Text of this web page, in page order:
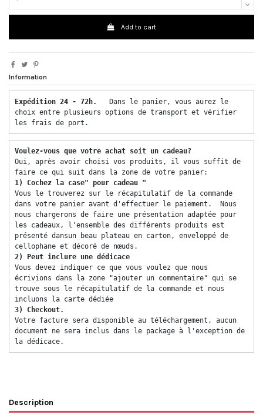
Add to cart
Information
Expédition 24 - 72h.
Dans le panier, vous aurez le
choix entre plusieurs options de transport et vérifier
les frais de port.
Voulez-vous que votre achat soit un cadeau?
Oui, après avoir choisi vos produits, il vous suffit de
faire ce qui suit dans la zone de votre panier:
1) Cochez la case" pour cadeau "
Vous le trouverez sur le récapitulatif de la commande
dans votre panier avant d'effectuer le paiement.  Nous
nous chargerons de faire une présentation adaptée pour
les cadeaux, l'ensemble des différents produits est
présenté dansun beau plateau en carton, enveloppé de
cellophane et décoré de nœuds.
2) Peut inclure une dédicace
Vous devez indiquer ce que vous voulez que nous
écrivions dans la zone "ajouter un commentaire" qui se
trouve sous le récapitulatif de la commande et nous
incluons la carte dédiée
3) Checkout.
Votre facture sera disponible au téléchargement, aucun
document ne sera inclus dans le package à l'exception de
la dédicace.
Description